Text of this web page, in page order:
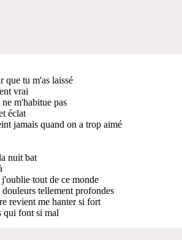
que tu m'as laissé
vrai
m'habitue pas
éclat
jamais quand on a trop aimé
nuit bat
tout de ce monde
tellement profondes
revient me hanter si fort
qui font si mal